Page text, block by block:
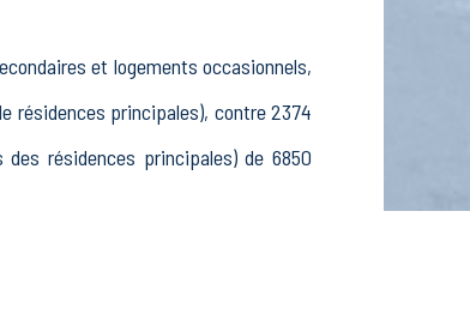
et logements occasionnels,
résidences principales), contre 2374
résidences principales) de 6850